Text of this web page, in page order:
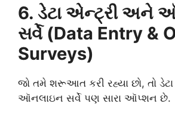
6. ડેટા એન્ટ્રી અને
સર્વે (Data Entry &
Surveys)
જો તમે શરૂઆત કરી રહ્યા છો, તો
ઑનલાઇન સર્વે પણ સારા ઑપ્શન છે.